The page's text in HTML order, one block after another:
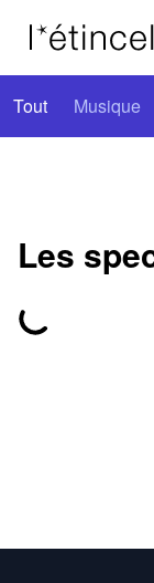
Tout Musique
Les